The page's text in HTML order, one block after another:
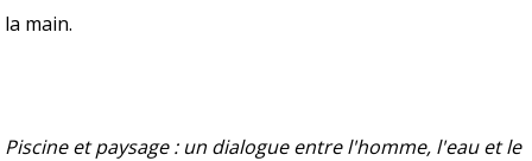
la main.
Piscine et paysage : un dialogue entre l'homme, l'eau et le